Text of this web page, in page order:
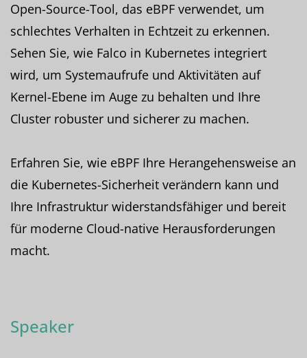
Open-Source-Tool, das eBPF verwendet, um
schlechtes Verhalten in Echtzeit zu erkennen.
Sehen Sie, wie Falco in Kubernetes integriert
wird, um Systemaufrufe und Aktivitäten auf
Kernel-Ebene im Auge zu behalten und Ihre
Cluster robuster und sicherer zu machen.
Erfahren Sie, wie eBPF Ihre Herangehensweise an
die Kubernetes-Sicherheit verändern kann und
Ihre Infrastruktur widerstandsfähiger und bereit
für moderne Cloud-native Herausforderungen
macht.
Speaker